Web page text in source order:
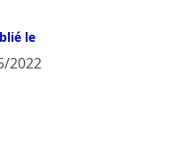
le
2022